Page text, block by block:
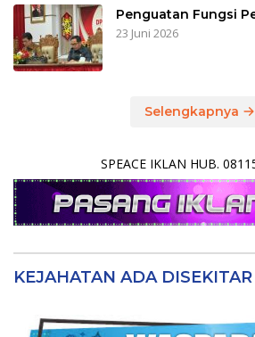
Penguatan Fungsi
23 Juni 2026
Selengkapnya
SPEACE IKLAN
KEJAHATAN ADA